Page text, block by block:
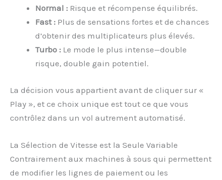
Normal : Risque et récompense équilibrés.
Fast : Plus de sensations fortes et de chances
d’obtenir des multiplicateurs plus élevés.
Turbo : Le mode le plus intense—double
risque, double gain potentiel.
La décision vous appartient avant de cliquer sur «
Play », et ce choix unique est tout ce que vous
contrôlez dans un vol autrement automatisé.
La Sélection de Vitesse est la Seule Variable
Contrairement aux machines à sous qui permettent
de modifier les lignes de paiement ou les